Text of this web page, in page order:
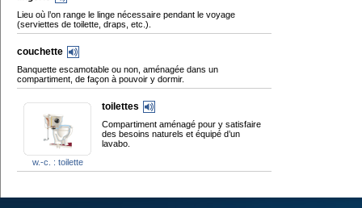
Lieu où l’on range le linge nécessaire pendant le voyage
(serviettes de toilette, draps, etc.).
couchette
Banquette escamotable ou non, aménagée dans un
compartiment, de façon à pouvoir y dormir.
w.-c. : toilette
toilettes
Compartiment aménagé pour y satisfaire
des besoins naturels et équipé d’un
lavabo.